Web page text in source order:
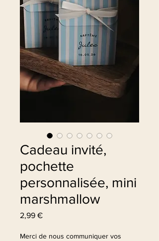
Cadeau invité,
pochette
personnalisée, mini
marshmallow
2,99 €Prix
Merci de nous communiquer vos